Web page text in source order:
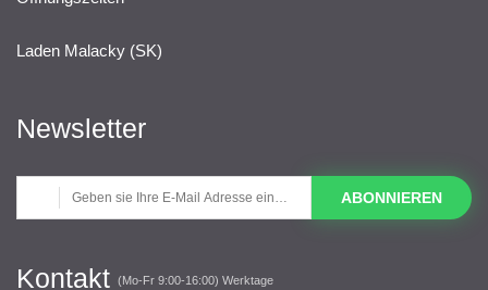
Laden Malacky (SK)
Newsletter
ABONNIEREN
Kontakt (Mo-Fr 9:00-16:00) Werktage